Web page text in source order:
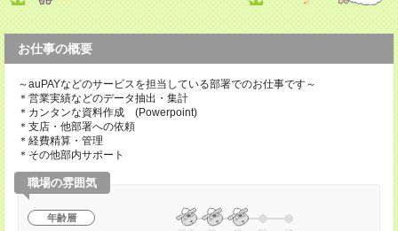
お仕事の概要
～auPAYなどのサービスを担当している部署でのお仕事です～
＊営業実績などのデータ抽出・集計
＊カンタンな資料作成 (Powerpoint)
＊支店・他部署への依頼
＊経費精算・管理
＊その他部内サポート
職場の雰囲気
年齢層